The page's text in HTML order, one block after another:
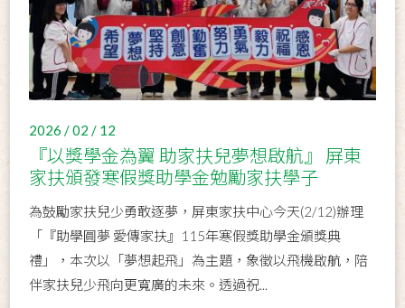
2026 / 02 / 12
『以獎學金為翼 助家扶兒夢想啟航』 屏東
家扶頒發寒假獎助學金勉勵家扶學子
為鼓勵家扶兒少勇敢逐夢，屏東家扶中心今天(2/12)辦理
「『助學圓夢 愛傳家扶』115年寒假獎助學金頒獎典
禮」，本次以「夢想起飛」為主題，象徵以飛機啟航，陪
伴家扶兒少飛向更寬廣的未來。透過祝...